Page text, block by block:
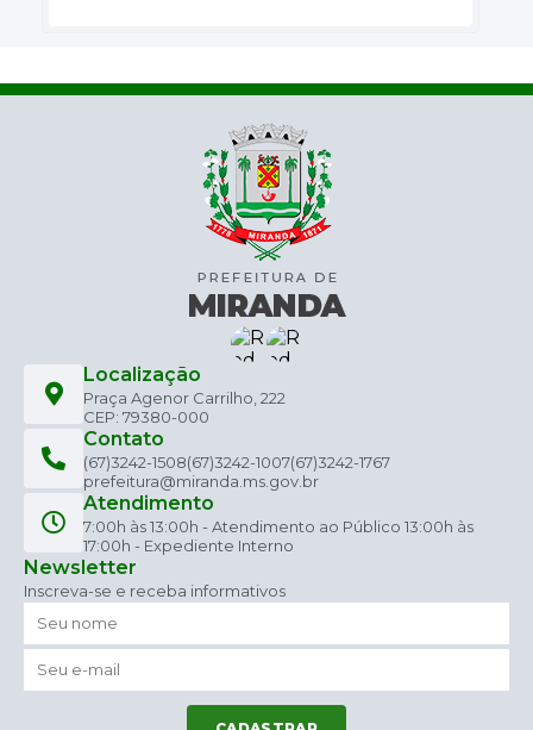
Localização
Praça Agenor Carrilho, 222
CEP: 79380-000
Contato
(67)3242-1508(67)3242-1007(67)3242-1767
prefeitura@miranda.ms.gov.br
Atendimento
7:00h às 13:00h - Atendimento ao Público 13:00h às
17:00h - Expediente Interno
Newsletter
Inscreva-se e receba informativos